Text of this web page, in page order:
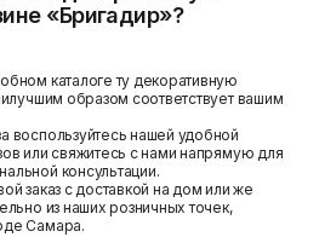
«Бригадир»?
каталоге ту декоративную
образом соответствует вашим
воспользуйтесь нашей удобной
или свяжитесь с нами напрямую для
консультации.
заказ с доставкой на дом или же
из наших розничных точек,
Самара.